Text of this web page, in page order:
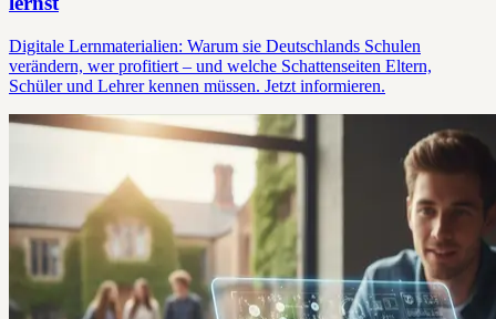
Digitale Lernmaterialien: Warum sie Deutschlands Schulen
verändern, wer profitiert – und welche Schattenseiten Eltern,
Schüler und Lehrer kennen müssen. Jetzt informieren.